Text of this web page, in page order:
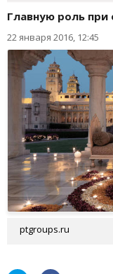
Главную роль при
22 января 2016, 12:45
ptgroups.ru